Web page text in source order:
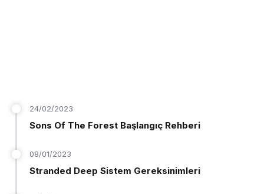
24/02/2023
Sons Of The Forest Başlangıç Rehberi
08/01/2023
Stranded Deep Sistem Gereksinimleri